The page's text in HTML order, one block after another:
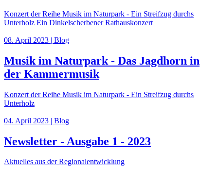
Konzert der Reihe Musik im Naturpark - Ein Streifzug durchs
Unterholz Ein Dinkelscherbener Rathauskonzert
08. April 2023 | Blog
Musik im Naturpark - Das Jagdhorn in
der Kammermusik
Konzert der Reihe Musik im Naturpark - Ein Streifzug durchs
Unterholz
04. April 2023 | Blog
Newsletter - Ausgabe 1 - 2023
Aktuelles aus der Regionalentwicklung